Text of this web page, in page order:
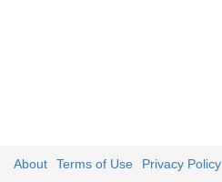
About Terms of Use Privacy Policy